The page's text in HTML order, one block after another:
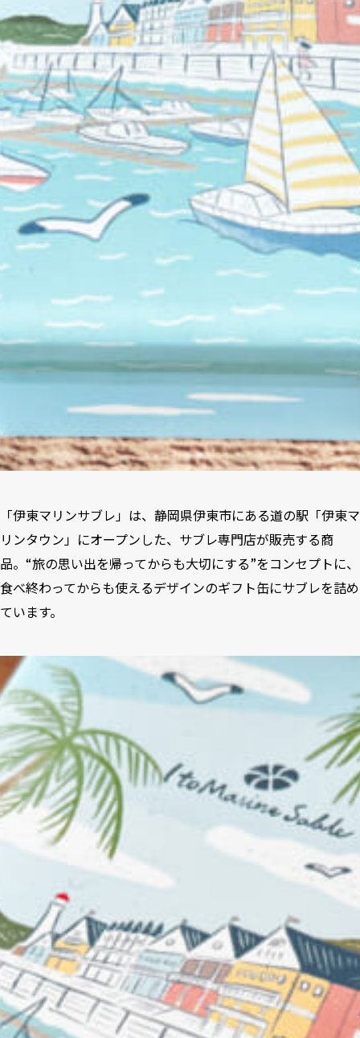
「伊東マリンサブレ」は、静岡県伊東市にある道の駅「伊東マ
リンタウン」にオープンした、サブレ専門店が販売する商
品。“旅の思い出を帰ってからも大切にする”をコンセプトに、
食べ終わってからも使えるデザインのギフト缶にサブレを詰め
ています。